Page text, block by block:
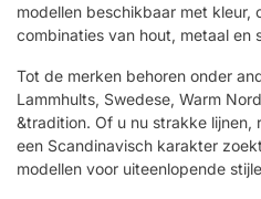
modellen beschikbaar met kleur,
combinaties van hout, metaal en
Tot de merken behoren onder
Lammhults, Swedese, Warm
&tradition. Of u nu strakke lijnen,
een Scandinavisch karakter
modellen voor uiteenlopende